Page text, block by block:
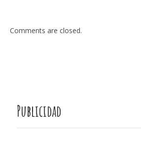
Comments are closed.
Publicidad